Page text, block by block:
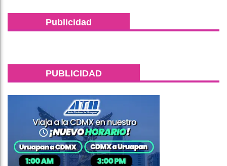
Publicidad
PUBLICIDAD